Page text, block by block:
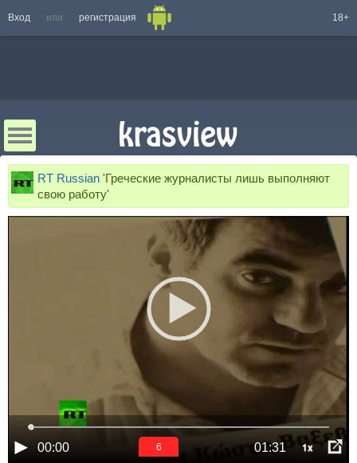
Вход или регистрация 18+
RT Russian 'Греческие журналисты лишь выполняют
свою работу'
00:00 01:31 1x
6